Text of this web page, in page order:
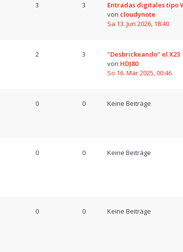
3 3
Entradas digitales tipo
von cloudynote
Sa 13. Jun 2026, 18:40
2 3
"Desbrickeando" el X23
von HDJ80
So 16. Mär 2025, 00:46
0 0 Keine Beiträge
0 0 Keine Beiträge
0 0 Keine Beiträge